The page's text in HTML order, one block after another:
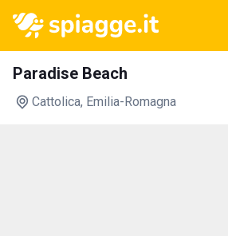
Paradise Beach
Cattolica, Emilia-Romagna